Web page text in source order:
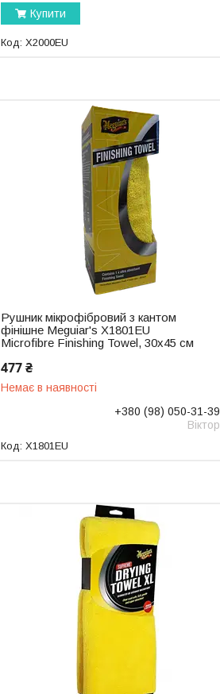
Купити
X2000EU
Рушник мікрофібровий з кантом
фінішне Meguiar's X1801EU
Microfibre Finishing Towel, 30x45 см
477 ₴
Немає в наявності
+380 (98) 050-31-39
Віктор
X1801EU